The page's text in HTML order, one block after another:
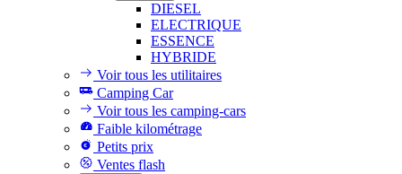
DIESEL
ELECTRIQUE
ESSENCE
HYBRIDE
Voir tous les utilitaires
Camping Car
Voir tous les camping-cars
Faible kilométrage
Petits prix
Ventes flash